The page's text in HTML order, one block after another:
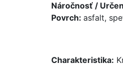
Náročnosť /
Povrch: asfalt,
Charakteristika: